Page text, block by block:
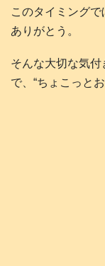
このタイミングで
ありがとう。
そんな大切な気
で、“ちょこっと